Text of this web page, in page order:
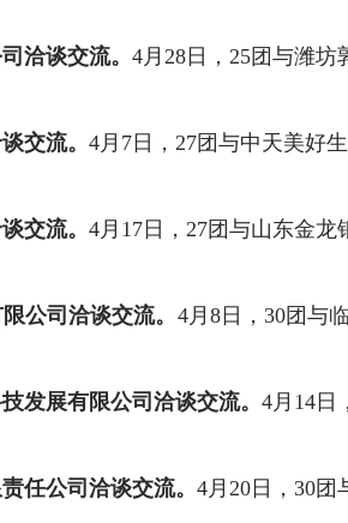
洽谈交流。4月28 日，25团与潍坊
交流。4月 7 日，27团与中天美好
交流。4月 17 日，27团与山东金龙
公司洽谈交流。 4月 8日， 30团与
发展有限公司洽谈交流。4月 14 日
任公司洽谈交流。4月20 日，30团